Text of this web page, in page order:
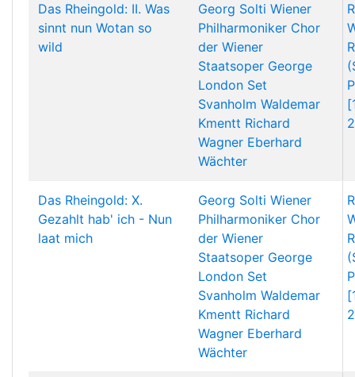
Das Rheingold: II. Was
sinnt nun Wotan so
wild
Georg Solti Wiener
Philharmoniker Chor
der Wiener
Staatsoper George
London Set
Svanholm Waldemar
Kmentt Richard
Wagner Eberhard
Wächter
2
Das Rheingold: X.
Gezahlt hab' ich - Nun
laat mich
Georg Solti Wiener
Philharmoniker Chor
der Wiener
Staatsoper George
London Set
Svanholm Waldemar
Kmentt Richard
Wagner Eberhard
Wächter
2